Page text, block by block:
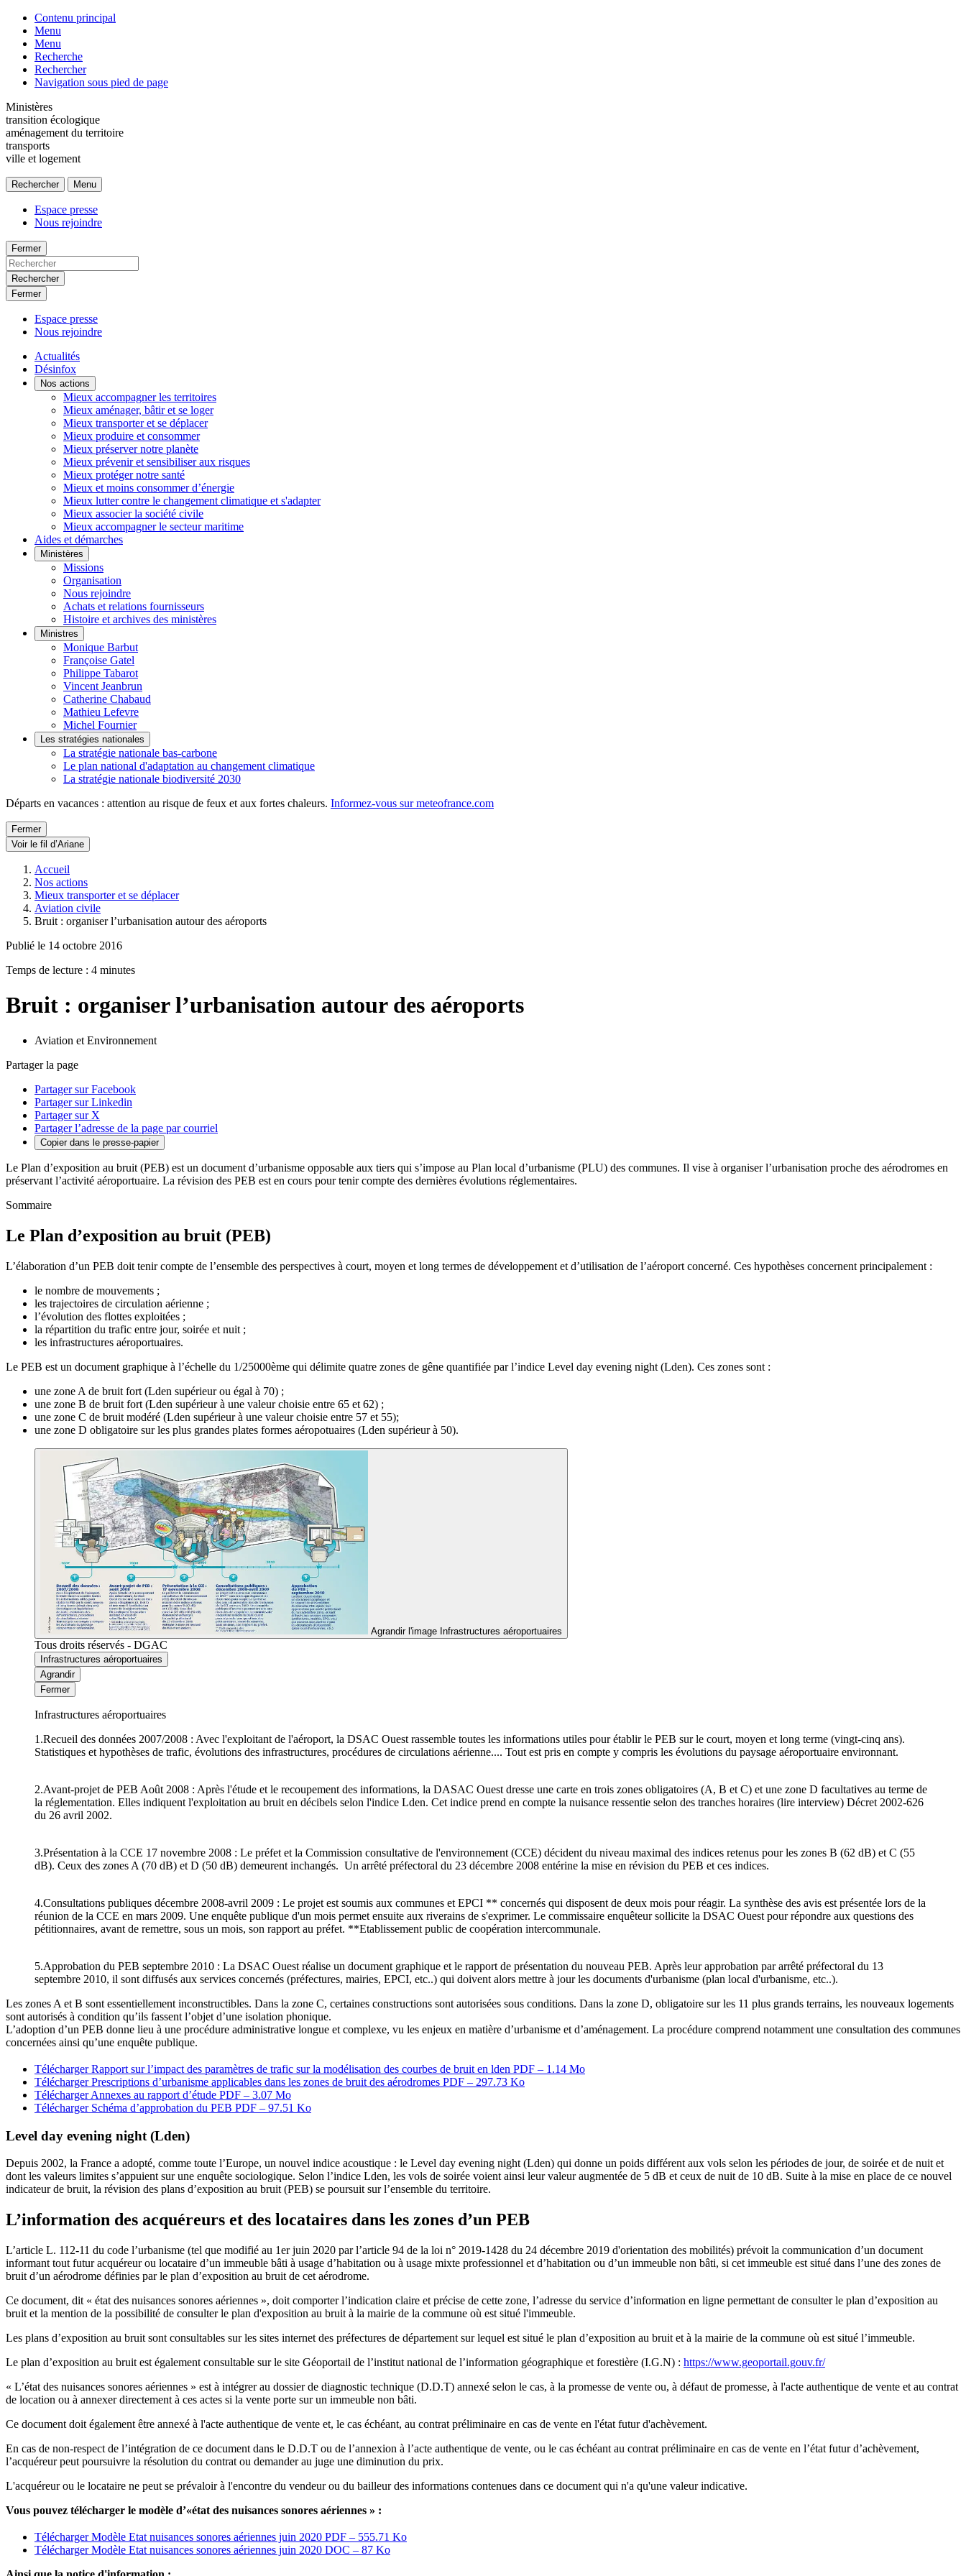
Contenu principal
Menu
Menu
Recherche
Rechercher
Navigation sous pied de page
Ministères
transition écologique
aménagement du territoire
transports
ville et logement
Rechercher Menu
Espace presse
Nous rejoindre
Fermer
Rechercher
Fermer
Espace presse
Nous rejoindre
Actualités
Désinfox
Nos actions
Mieux accompagner les territoires
Mieux aménager, bâtir et se loger
Mieux transporter et se déplacer
Mieux produire et consommer
Mieux préserver notre planète
Mieux prévenir et sensibiliser aux risques
Mieux protéger notre santé
Mieux et moins consommer d’énergie
Mieux lutter contre le changement climatique et s'adapter
Mieux associer la société civile
Mieux accompagner le secteur maritime
Aides et démarches
Ministères
Missions
Organisation
Nous rejoindre
Achats et relations fournisseurs
Histoire et archives des ministères
Ministres
Monique Barbut
Françoise Gatel
Philippe Tabarot
Vincent Jeanbrun
Catherine Chabaud
Mathieu Lefevre
Michel Fournier
Les stratégies nationales
La stratégie nationale bas-carbone
Le plan national d'adaptation au changement climatique
La stratégie nationale biodiversité 2030
Départs en vacances : attention au risque de feux et aux fortes chaleurs. Informez-vous sur meteofrance.com
Fermer
Voir le fil d’Ariane
Accueil
Nos actions
Mieux transporter et se déplacer
Aviation civile
Bruit : organiser l’urbanisation autour des aéroports
Publié le 14 octobre 2016
Temps de lecture : 4 minutes
Bruit : organiser l’urbanisation autour des aéroports
Aviation et Environnement
Partager la page
Partager sur Facebook
Partager sur Linkedin
Partager sur X
Partager l’adresse de la page par courriel
Copier dans le presse-papier
Le Plan d’exposition au bruit (PEB) est un document d’urbanisme opposable aux tiers qui s’impose au Plan local d’urbanisme (PLU) des communes. Il vise à organiser l’urbanisation proche des aérodromes en
préservant l’activité aéroportuaire. La révision des PEB est en cours pour tenir compte des dernières évolutions réglementaires.
Sommaire
Le Plan d’exposition au bruit (PEB)
L’élaboration d’un PEB doit tenir compte de l’ensemble des perspectives à court, moyen et long termes de développement et d’utilisation de l’aéroport concerné. Ces hypothèses concernent principalement :
le nombre de mouvements ;
les trajectoires de circulation aérienne ;
l’évolution des flottes exploitées ;
la répartition du trafic entre jour, soirée et nuit ;
les infrastructures aéroportuaires.
Le PEB est un document graphique à l’échelle du 1/25000ème qui délimite quatre zones de gêne quantifiée par l’indice Level day evening night (Lden). Ces zones sont :
une zone A de bruit fort (Lden supérieur ou égal à 70) ;
une zone B de bruit fort (Lden supérieur à une valeur choisie entre 65 et 62) ;
une zone C de bruit modéré (Lden supérieur à une valeur choisie entre 57 et 55);
une zone D obligatoire sur les plus grandes plates formes aéropotuaires (Lden supérieur à 50).
Agrandir l'image Infrastructures aéroportuaires
Tous droits réservés - DGAC
Infrastructures aéroportuaires
Agrandir
Fermer
Infrastructures aéroportuaires
1.Recueil des données 2007/2008 : Avec l'exploitant de l'aéroport, la DSAC Ouest rassemble toutes les informations utiles pour établir le PEB sur le court, moyen et long terme (vingt-cinq ans).
Statistiques et hypothèses de trafic, évolutions des infrastructures, procédures de circulations aérienne.... Tout est pris en compte y compris les évolutions du paysage aéroportuaire environnant.
2.Avant-projet de PEB Août 2008 : Après l'étude et le recoupement des informations, la DASAC Ouest dresse une carte en trois zones obligatoires (A, B et C) et une zone D facultatives au terme de
la réglementation. Elles indiquent l'exploitation au bruit en décibels selon l'indice Lden. Cet indice prend en compte la nuisance ressentie selon des tranches horaires (lire interview) Décret 2002-626
du 26 avril 2002.
3.Présentation à la CCE 17 novembre 2008 : Le préfet et la Commission consultative de l'environnement (CCE) décident du niveau maximal des indices retenus pour les zones B (62 dB) et C (55
dB). Ceux des zones A (70 dB) et D (50 dB) demeurent inchangés. Un arrêté préfectoral du 23 décembre 2008 entérine la mise en révision du PEB et ces indices.
4.Consultations publiques décembre 2008-avril 2009 : Le projet est soumis aux communes et EPCI ** concernés qui disposent de deux mois pour réagir. La synthèse des avis est présentée lors de la
réunion de la CCE en mars 2009. Une enquête publique d'un mois permet ensuite aux riverains de s'exprimer. Le commissaire enquêteur sollicite la DSAC Ouest pour répondre aux questions des
pétitionnaires, avant de remettre, sous un mois, son rapport au préfet. **Etablissement public de coopération intercommunale.
5.Approbation du PEB septembre 2010 : La DSAC Ouest réalise un document graphique et le rapport de présentation du nouveau PEB. Après leur approbation par arrêté préfectoral du 13
septembre 2010, il sont diffusés aux services concernés (préfectures, mairies, EPCI, etc..) qui doivent alors mettre à jour les documents d'urbanisme (plan local d'urbanisme, etc..).
Les zones A et B sont essentiellement inconstructibles. Dans la zone C, certaines constructions sont autorisées sous conditions. Dans la zone D, obligatoire sur les 11 plus grands terrains, les nouveaux logements
sont autorisés à condition qu’ils fassent l’objet d’une isolation phonique.
L’adoption d’un PEB donne lieu à une procédure administrative longue et complexe, vu les enjeux en matière d’urbanisme et d’aménagement. La procédure comprend notamment une consultation des communes
concernées ainsi qu’une enquête publique.
Télécharger Rapport sur l’impact des paramètres de trafic sur la modélisation des courbes de bruit en lden PDF – 1.14 Mo
Télécharger Prescriptions d’urbanisme applicables dans les zones de bruit des aérodromes PDF – 297.73 Ko
Télécharger Annexes au rapport d’étude PDF – 3.07 Mo
Télécharger Schéma d’approbation du PEB PDF – 97.51 Ko
Level day evening night (Lden)
Depuis 2002, la France a adopté, comme toute l’Europe, un nouvel indice acoustique : le Level day evening night (Lden) qui donne un poids différent aux vols selon les périodes de jour, de soirée et de nuit et
dont les valeurs limites s’appuient sur une enquête sociologique. Selon l’indice Lden, les vols de soirée voient ainsi leur valeur augmentée de 5 dB et ceux de nuit de 10 dB. Suite à la mise en place de ce nouvel
indicateur de bruit, la révision des plans d’exposition au bruit (PEB) se poursuit sur l’ensemble du territoire.
L’information des acquéreurs et des locataires dans les zones d’un PEB
L’article L. 112-11 du code l’urbanisme (tel que modifié au 1er juin 2020 par l’article 94 de la loi n° 2019-1428 du 24 décembre 2019 d'orientation des mobilités) prévoit la communication d’un document
informant tout futur acquéreur ou locataire d’un immeuble bâti à usage d’habitation ou à usage mixte professionnel et d’habitation ou d’un immeuble non bâti, si cet immeuble est situé dans l’une des zones de
bruit d’un aérodrome définies par le plan d’exposition au bruit de cet aérodrome.
Ce document, dit « état des nuisances sonores aériennes », doit comporter l’indication claire et précise de cette zone, l’adresse du service d’information en ligne permettant de consulter le plan d’exposition au
bruit et la mention de la possibilité de consulter le plan d'exposition au bruit à la mairie de la commune où est situé l'immeuble.
Les plans d’exposition au bruit sont consultables sur les sites internet des préfectures de département sur lequel est situé le plan d’exposition au bruit et à la mairie de la commune où est situé l’immeuble.
Le plan d’exposition au bruit est également consultable sur le site Géoportail de l’institut national de l’information géographique et forestière (I.G.N) : https://www.geoportail.gouv.fr/
« L’état des nuisances sonores aériennes » est à intégrer au dossier de diagnostic technique (D.D.T) annexé selon le cas, à la promesse de vente ou, à défaut de promesse, à l'acte authentique de vente et au contrat
de location ou à annexer directement à ces actes si la vente porte sur un immeuble non bâti.
Ce document doit également être annexé à l'acte authentique de vente et, le cas échéant, au contrat préliminaire en cas de vente en l'état futur d'achèvement.
En cas de non-respect de l’intégration de ce document dans le D.D.T ou de l’annexion à l’acte authentique de vente, ou le cas échéant au contrat préliminaire en cas de vente en l’état futur d’achèvement,
l’acquéreur peut poursuivre la résolution du contrat ou demander au juge une diminution du prix.
L'acquéreur ou le locataire ne peut se prévaloir à l'encontre du vendeur ou du bailleur des informations contenues dans ce document qui n'a qu'une valeur indicative.
Vous pouvez télécharger le modèle d’«état des nuisances sonores aériennes » :
Télécharger Modèle Etat nuisances sonores aériennes juin 2020 PDF – 555.71 Ko
Télécharger Modèle Etat nuisances sonores aériennes juin 2020 DOC – 87 Ko